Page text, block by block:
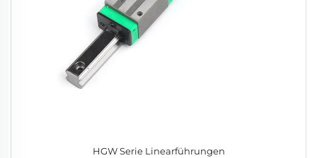
HGW Serie Linearführungen